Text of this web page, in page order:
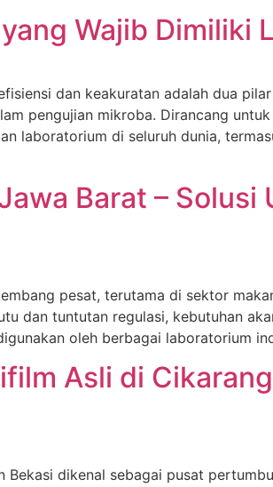
Wajib Dimiliki
dan keakuratan adalah dua
pengujian mikroba. Dirancang
laboratorium di seluruh dunia,
Barat –
pesat, terutama di sektor
dan tuntutan regulasi, kebutuhan
oleh berbagai laboratorium
Asli di
Bekasi dikenal sebagai pusat